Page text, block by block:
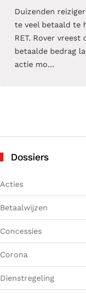
Duizenden
te veel betaald te
RET. Rover
betaalde bedrag
actie mo…
Dossiers
Acties
Betaalwijzen
Concessies
Corona
Dienstregeling